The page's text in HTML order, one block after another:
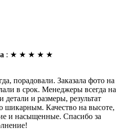
: ★ ★ ★ ★ ★
порадовали. Заказала фото на
в срок. Менеджеры всегда на
детали и размеры, результат
шикарным. Качество на высоте,
и насыщенные. Спасибо за